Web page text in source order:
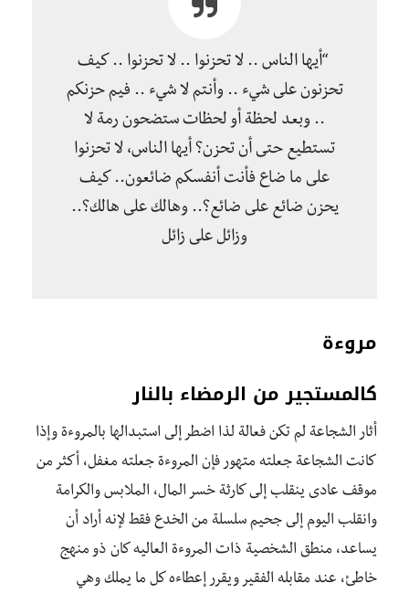
“أيها الناس .. لا تحزنوا .. لا تحزنوا .. كيف
تحزنون على شيء .. وأنتم لا شيء .. فيم حزنكم
.. وبعد لحظة أو لحظات ستضحون رمة لا
تستطيع حتى أن تحزن؟ أيها الناس، لا تحزنوا
على ما ضاع فأنت أنفسكم ضائعون.. كيف
يحزن ضائع على ضائع؟.. وهالك على هالك؟..
وزائل على زائل
مروءة
كالمستجير من الرمضاء بالنار
أثار الشجاعة لم تكن فعالة لذا اضطر إلى استبدالها بالمروءة وإذا
كانت الشجاعة جعلته متهور فإن المروءة جعلته مغفل، أكثر من
موقف عادى ينقلب إلى كارثة خسر المال، الملابس والكرامة
وانقلب اليوم إلى جحيم سلسلة من الخدع فقط لإنه أراد أن
يساعد، منطق الشخصية ذات المروءة العاليه كان ذو منهج
خاطئ، عند مقابله الفقير ويقرر إعطاءه كل ما يملك وهي